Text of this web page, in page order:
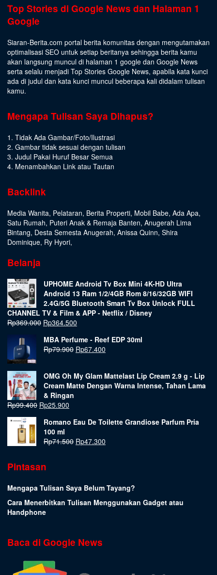
Top Stories di Google News dan Halaman 1
Google
Siaran-Berita.com portal berita komunitas dengan mengutamakan
optimalisasi SEO untuk setiap beritanya sehingga berita kamu
akan langsung muncul di halaman 1 google dan Google News
serta selalu menjadi Top Stories Google News, apabila kata kunci
ada di judul dan kata kunci muncul beberapa kali didalam tulisan
kamu.
Mengapa Tulisan Saya Dihapus?
1. Tidak Ada Gambar/Foto/Ilustrasi
2. Gambar tidak sesuai dengan tulisan
3. Judul Pakai Huruf Besar Semua
4. Menambahkan Link atau Tautan
Backlink
Media Wanita, Pelataran, Berita Properti, Mobil Babe, Ada Apa,
Satu Rumah, Puteri Anak & Remaja Banten, Anugerah Lima
Bintang, Desta Semesta Anugerah, Anissa Quinn, Shira
Dominique, Ry Hyori,
Belanja
UPHOME Android Tv Box Mini 4K-HD Ultra
Android 13 Ram 1/2/4GB Rom 8/16/32GB WIFI
2.4G/5G Bluetooth Smart Tv Box Unlock FULL
CHANNEL TV & Film & APP - Netflix / Disney
Rp369.000 Rp364.500
MBA Perfume - Reef EDP 30ml
Rp79.900 Rp67.400
OMG Oh My Glam Mattelast Lip Cream 2.9 g - Lip
Cream Matte Dengan Warna Intense, Tahan Lama
& Ringan
Rp99.400 Rp25.900
Romano Eau De Toilette Grandiose Parfum Pria
100 ml
Rp71.500 Rp47.300
Pintasan
Mengapa Tulisan Saya Belum Tayang?
Cara Menerbitkan Tulisan Menggunakan Gadget atau
Handphone
Baca di Google News